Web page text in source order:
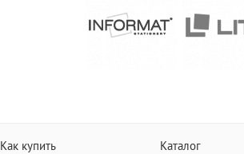
Как купить Каталог